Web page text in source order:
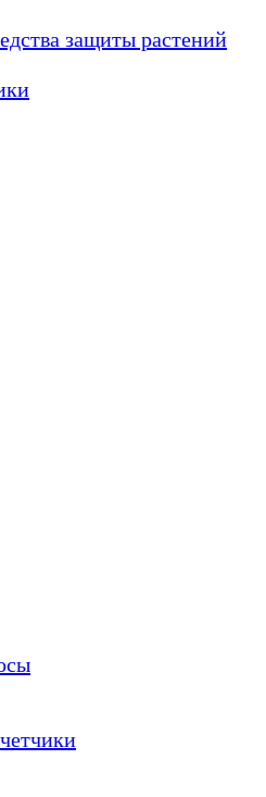
защиты растений